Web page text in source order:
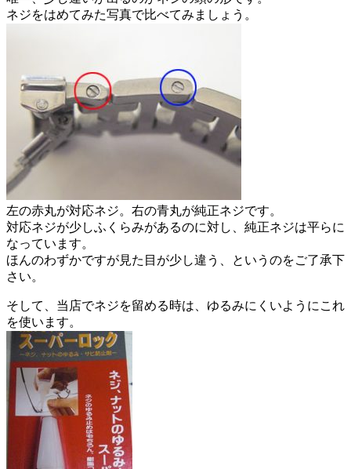
ネジをはめてみた写真で比べてみましょう。
左の赤丸が対応ネジ。右の青丸が純正ネジです。
対応ネジが少しふくらみがあるのに対し、純正ネジは平らに
なっています。
ほんのわずかですが見た目が少し違う、というのをご了承下
さい。
そして、当店でネジを留める時は、ゆるみにくいようにこれ
を使います。